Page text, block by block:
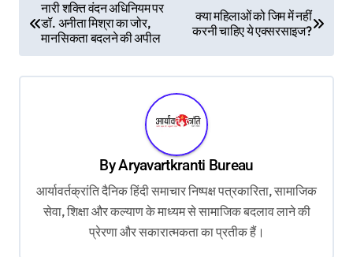
s
t
नारी शक्ति वंदन अधिनियम पर
डॉ. अनीता मिश्रा का जोर,
मानसिकता बदलने की अपील
क्या महिलाओं को जिम में नहीं
करनी चाहिए ये एक्सरसाइज?
ByAryavartkranti Bureau
आर्यावर्तक्रांति दैनिक हिंदी समाचार निष्पक्ष पत्रकारिता, सामाजिक
सेवा, शिक्षा और कल्याण के माध्यम से सामाजिक बदलाव लाने की
प्रेरणा और सकारात्मकता का प्रतीक हैं।